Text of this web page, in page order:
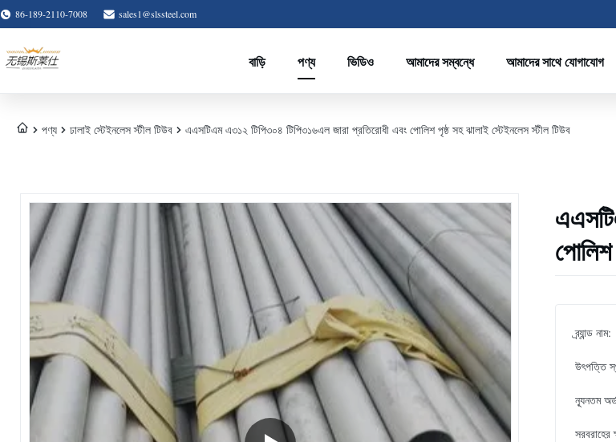
86-189-2110-7008 sales1@slssteel.com
বাড়ি পণ্য ভিডিও আমাদের সম্বন্ধে আমাদের সাথে যোগাযোগ
পণ্য ঢালাই স্টেইনলেস স্টীল টিউব এএসটিএম এ৩১২ টিপি৩০৪ টিপি৩১৬এল জারা প্রতিরোধী এবং পোলিশ পৃষ্ঠ সহ ঝালাই স্টেইনলেস স্টীল টিউব
ব্র্যান্ড নাম:
উৎপত্তি
ন্যূনতম
সরবরাহের